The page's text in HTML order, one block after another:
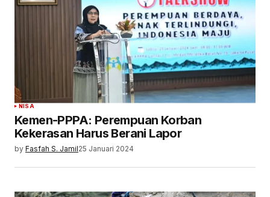
NISA
Kemen-PPPA: Perempuan Korban
Kekerasan Harus Berani Lapor
by Fasfah S. Jamil25 Januari 2024